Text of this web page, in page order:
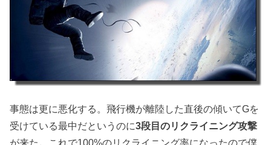
事態は更に悪化する。飛行機が離陸した直後の傾いてGを
受けている最中だというのに3段目のリクライニング攻撃